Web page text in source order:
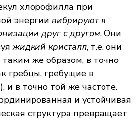
хлорофилла при
энергии вибрируют в
друг с другом. Они
жидкий кристалл, т.е. они
же образом, в точно
гребцы, гребущие в
и в точно той же частоте.
и устойчивая
структура превращает